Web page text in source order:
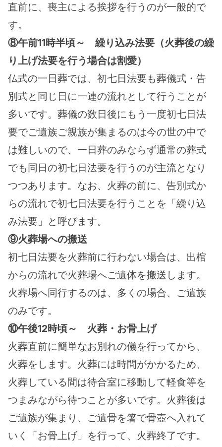
直前に、喪主による挨拶を行うのが一般的で
す。
⑧午前11時半頃～　繰り込み法要（火葬後の繰
り上げ法要を行う場合は割愛）
仏式の一日葬では、初七日法要も葬儀式・告
別式と同じ日に一連の流れとして行うことが
多いです。葬儀の数日後にもう一度初七日法
要でご遺族ご親族が集まるのは今の世の中で
は難しいので、一日葬のみならず通常の葬式
でも同日の初七日法要を行うのが主流となり
つつあります。なお、火葬の前に、告別式か
らの流れで初七日法要を行うことを「繰り込
み法要」と呼びます。
⑨火葬場への搬送
初七日法要を火葬前に行わない場合は、出棺
からの流れで火葬場へご遺体を搬送します。
火葬場へ同行するのは、多くの場合、ご遺族
のみです。
⑩午後12時頃～　火葬・お骨上げ
火葬直前に簡単なお別れの儀を行ってから、
火葬をします。火葬には時間がかかるため、
火葬している間は待合室に移動して軽食等を
つまみながら待つことが多いです。火葬後は
ご遺族が集まり、ご遺骨を箸で骨壺へ入れて
いく「お骨上げ」を行って、火葬終了です。